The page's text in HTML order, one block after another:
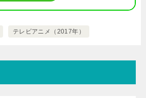
テレビアニメ（2017年）